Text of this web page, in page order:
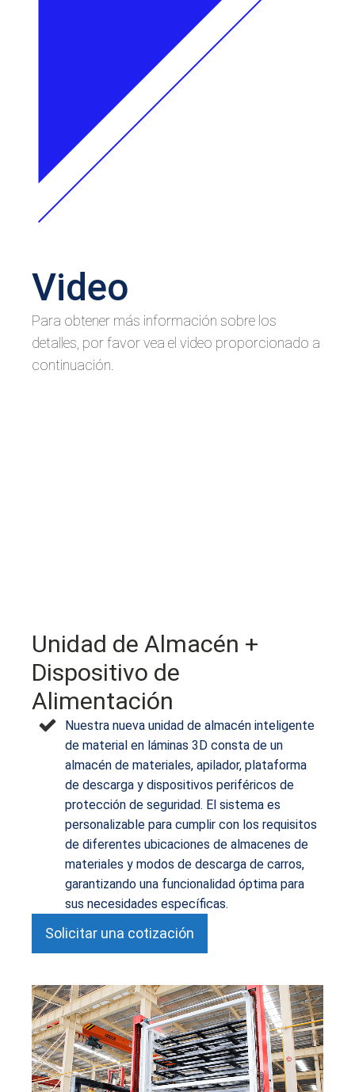
Video
Para obtener más información sobre los
detalles, por favor vea el video proporcionado a
continuación.
Unidad de Almacén +
Dispositivo de
Alimentación
Nuestra nueva unidad de almacén inteligente
de material en láminas 3D consta de un
almacén de materiales, apilador, plataforma
de descarga y dispositivos periféricos de
protección de seguridad. El sistema es
personalizable para cumplir con los requisitos
de diferentes ubicaciones de almacenes de
materiales y modos de descarga de carros,
garantizando una funcionalidad óptima para
sus necesidades específicas.
Solicitar una cotización